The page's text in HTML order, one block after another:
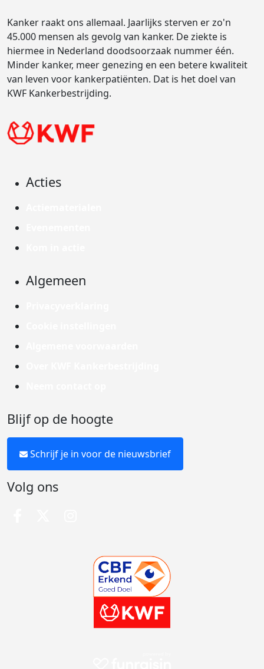
Kanker raakt ons allemaal. Jaarlijks sterven er zo'n
45.000 mensen als gevolg van kanker. De ziekte is
hiermee in Nederland doodsoorzaak nummer één.
Minder kanker, meer genezing en een betere kwaliteit
van leven voor kankerpatiënten. Dat is het doel van
KWF Kankerbestrijding.
Acties
Algemeen
Blijf op de hoogte
Schrijf je in voor de nieuwsbrief
Volg ons